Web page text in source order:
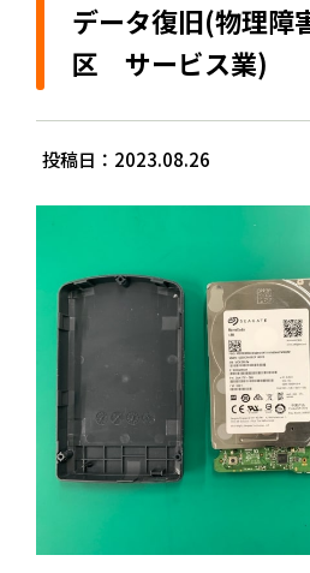
データ復旧(物理
区 サービス業)
投稿日：2023.08.26